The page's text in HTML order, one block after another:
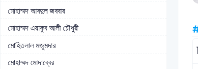
মোহাম্মদ আবদুল জববার
মোহাম্মদ এয়াকুব আলী চৌধুরী
মোহিতলাল মজুমদার
মোহাম্মদ মোদাব্বের